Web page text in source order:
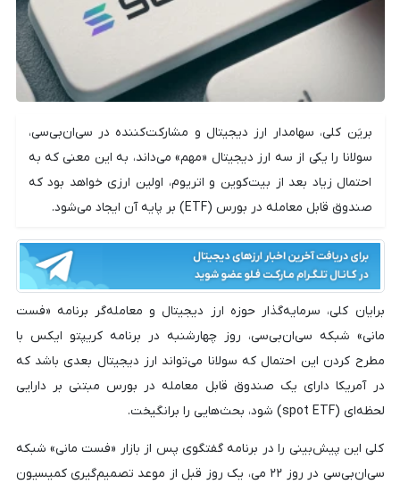
بریَن کلی، سهامدار ارز دیجیتال و مشارکت‌کننده در سی‌ان‌بی‌سی،
سولانا را یکی از سه ارز دیجیتال «مهم» می‌داند، به این معنی که به
احتمال زیاد بعد از بیت‌کوین و اتریوم، اولین ارزی خواهد بود که
صندوق قابل معامله در بورس (ETF) بر پایه آن ایجاد می‌شود.
برایان کلی، سرمایه‌گذار حوزه ارز دیجیتال و معامله‌گر برنامه «فست
مانی» شبکه سی‌ان‌بی‌سی، روز چهارشنبه در برنامه کریپتو ایکس با
مطرح کردن این احتمال که سولانا می‌تواند ارز دیجیتال بعدی باشد که
در آمریکا دارای یک صندوق قابل معامله در بورس مبتنی بر دارایی
لحظه‌ای (spot ETF) شود، بحث‌هایی را برانگیخت.
کلی این پیش‌بینی را در برنامه گفتگوی پس از بازار «فست مانی» شبکه
سی‌ان‌بی‌سی در روز ۲۲ می، یک روز قبل از موعد تصمیم‌گیری کمیسیون